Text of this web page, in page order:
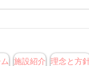
施設紹介 理念と方